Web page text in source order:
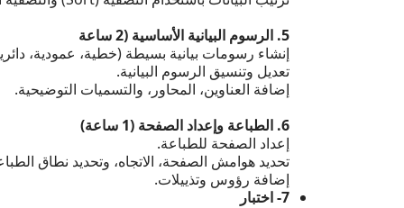
5. الرسوم البيانية الأساسية (2 ساعة
إنشاء رسومات بيانية بسيطة (خطية، عمودية،
تعديل وتنسيق الرسوم البيانية.
إضافة العناوين، المحاور، والتسميات التوضيحية.
6. الطباعة وإعداد الصفحة (1 ساعة)
إعداد الصفحة للطباعة.
تحديد هوامش الصفحة، الاتجاه، وتحديد نطاق
إضافة رؤوس وتذييلات.
7- اختبار